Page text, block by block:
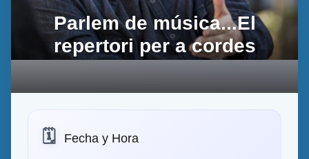
Parlem de música...El
repertori per a cordes
🗓️ Fecha y Hora